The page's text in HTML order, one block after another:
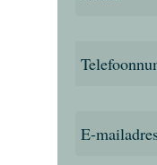
E-